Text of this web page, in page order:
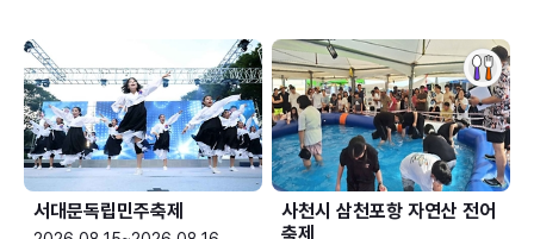
서대문독립민주축제
사천시 삼천포항 자연산 전어
축제